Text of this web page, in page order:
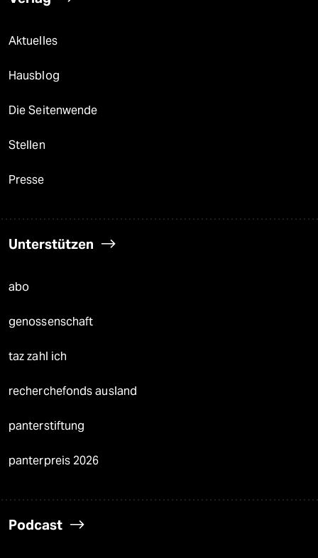
Aktuelles
Hausblog
Die Seitenwende
Stellen
Presse
Unterstützen
abo
genossenschaft
taz zahl ich
recherchefonds ausland
panterstiftung
panterpreis 2026
Podcast